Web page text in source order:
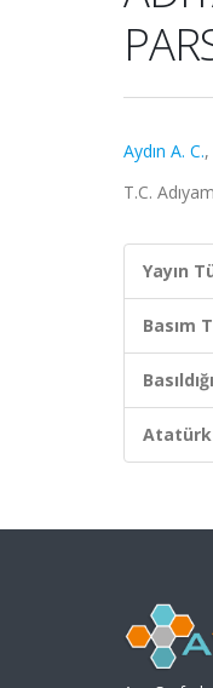
Aydın A. C.,
T.C.
Yayın
Basım
Atatürk